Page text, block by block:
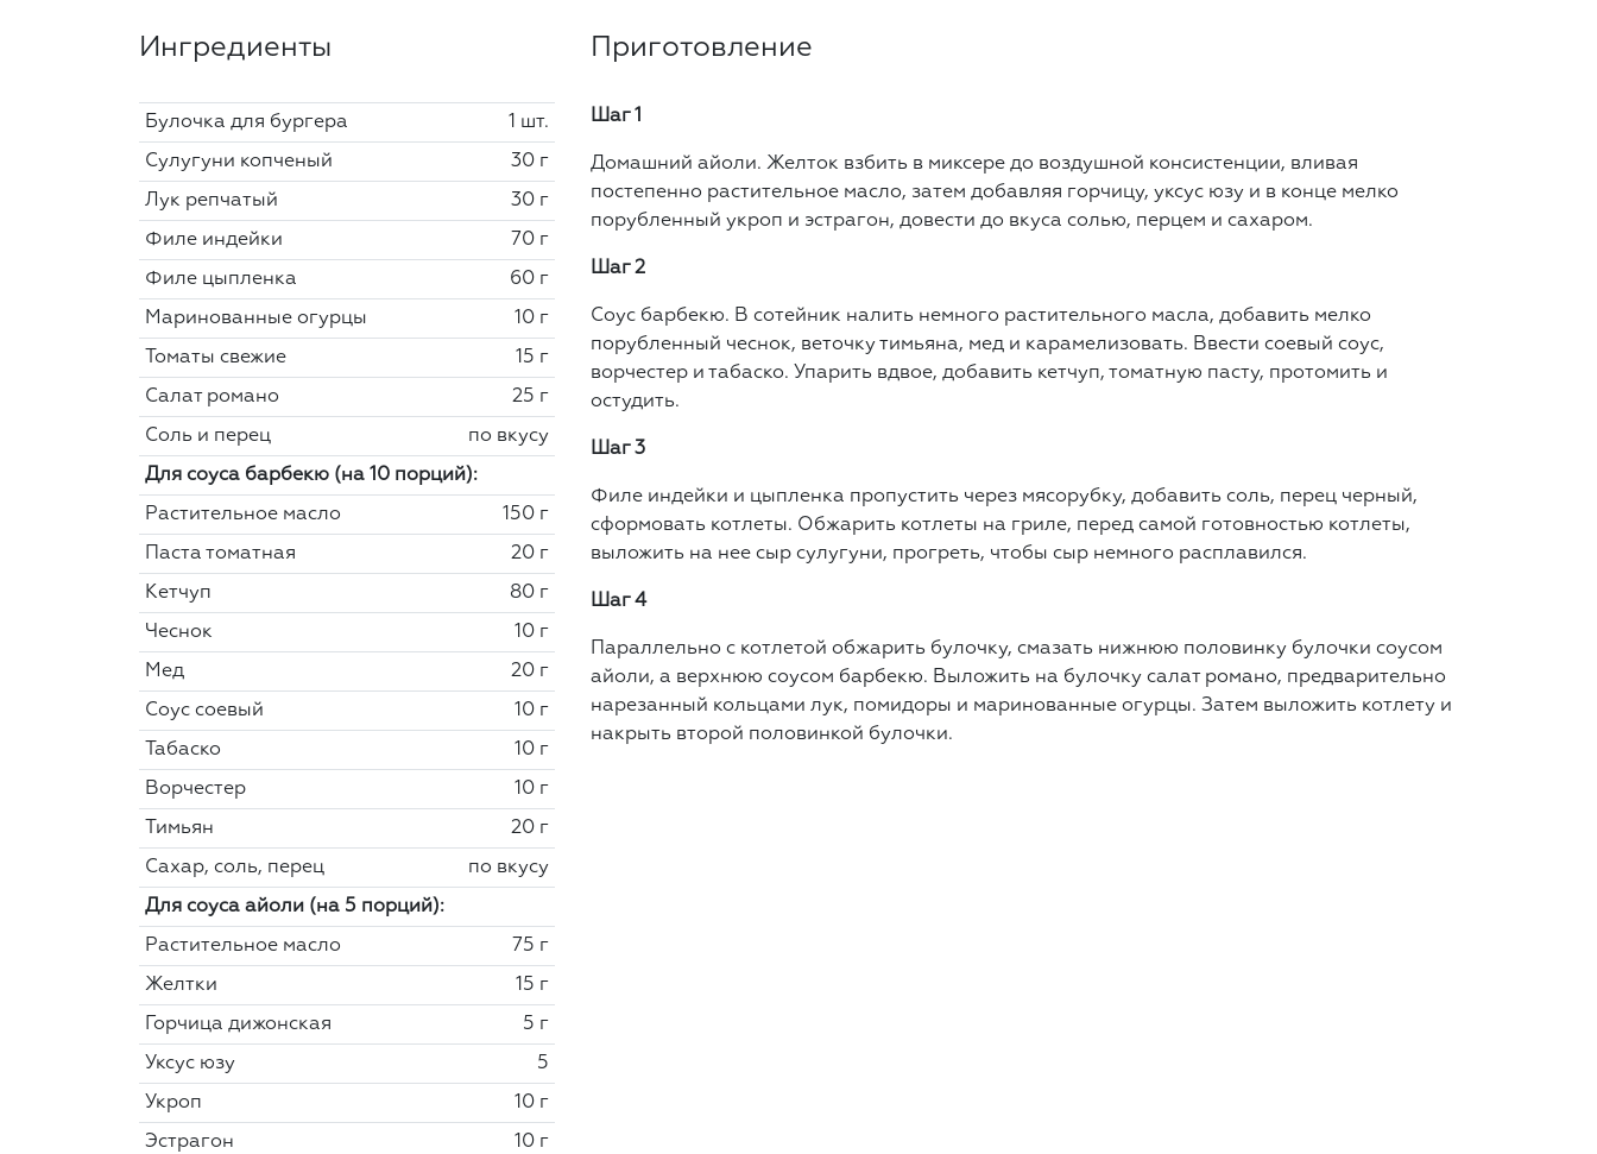
Ингредиенты
Булочка для бургера 1 шт.
Сулугуни копченый 30 г
Лук репчатый 30 г
Филе индейки 70 г
Филе цыпленка 60 г
Маринованные огурцы 10 г
Томаты свежие 15 г
Салат романо 25 г
Соль и перец по вкусу
Для соуса барбекю (на 10 порций):
Растительное масло 150 г
Паста томатная 20 г
Кетчуп 80 г
Чеснок 10 г
Мед 20 г
Соус соевый 10 г
Табаско 10 г
Ворчестер 10 г
Тимьян 20 г
Сахар, соль, перец по вкусу
Для соуса айоли (на 5 порций):
Растительное масло 75 г
Желтки 15 г
Горчица дижонская 5 г
Уксус юзу 5
Укроп 10 г
Эстрагон 10 г
Приготовление
Шаг 1
Домашний айоли. Желток взбить в миксере до воздушной консистенции, вливая
постепенно растительное масло, затем добавляя горчицу, уксус юзу и в конце мелко
порубленный укроп и эстрагон, довести до вкуса солью, перцем и сахаром.
Шаг 2
Соус барбекю. В сотейник налить немного растительного масла, добавить мелко
порубленный чеснок, веточку тимьяна, мед и карамелизовать. Ввести соевый соус,
ворчестер и табаско. Упарить вдвое, добавить кетчуп, томатную пасту, протомить и
остудить.
Шаг 3
Филе индейки и цыпленка пропустить через мясорубку, добавить соль, перец черный,
сформовать котлеты. Обжарить котлеты на гриле, перед самой готовностью котлеты,
выложить на нее сыр сулугуни, прогреть, чтобы сыр немного расплавился.
Шаг 4
Параллельно с котлетой обжарить булочку, смазать нижнюю половинку булочки соусом
айоли, а верхнюю соусом барбекю. Выложить на булочку салат романо, предварительно
нарезанный кольцами лук, помидоры и маринованные огурцы. Затем выложить котлету и
накрыть второй половинкой булочки.